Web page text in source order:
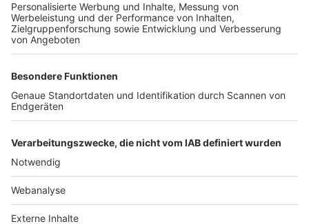
TOP-PARTNER
Nutzungsbedingungen Datenschutz Impressum